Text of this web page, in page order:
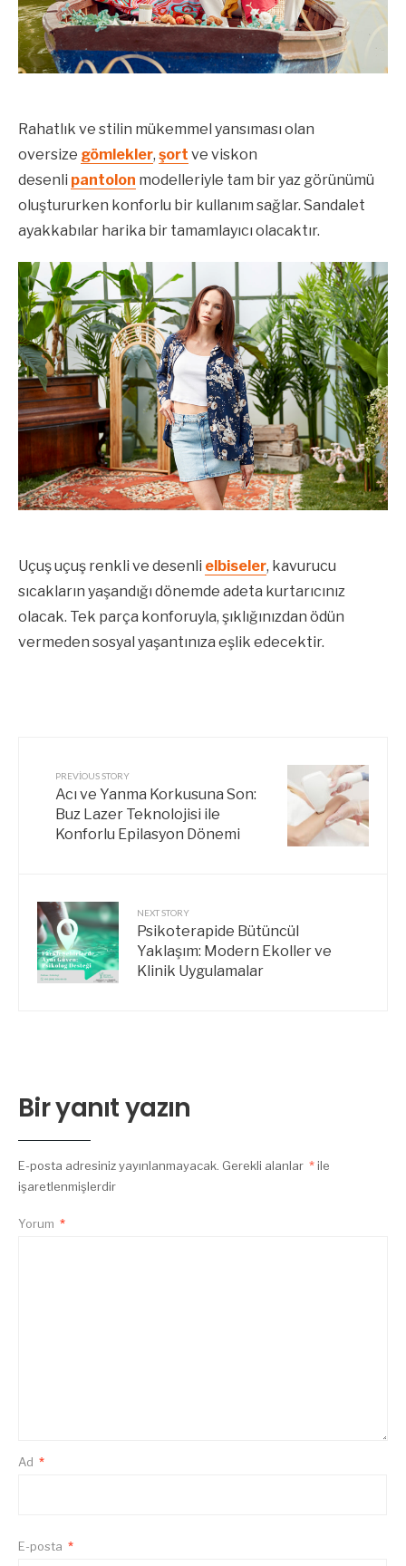
Rahatlık ve stilin mükemmel yansıması olan
oversize gömlekler, şort ve viskon
desenli pantolon modelleriyle tam bir yaz görünümü
oluştururken konforlu bir kullanım sağlar. Sandalet
ayakkabılar harika bir tamamlayıcı olacaktır.
Uçuş uçuş renkli ve desenli elbiseler, kavurucu
sıcakların yaşandığı dönemde adeta kurtarıcınız
olacak. Tek parça konforuyla, şıklığınızdan ödün
vermeden sosyal yaşantınıza eşlik edecektir.
PREVIOUS STORY
Acı ve Yanma Korkusuna Son:
Buz Lazer Teknolojisi ile
Konforlu Epilasyon Dönemi
NEXT STORY
Psikoterapide Bütüncül
Yaklaşım: Modern Ekoller ve
Klinik Uygulamalar
Bir yanıt yazın
E-posta adresiniz yayınlanmayacak. Gerekli alanlar *ile
işaretlenmişlerdir
Yorum *
Ad *
E-posta *